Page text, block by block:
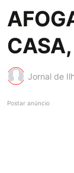
Jornal de
Postar anúncio